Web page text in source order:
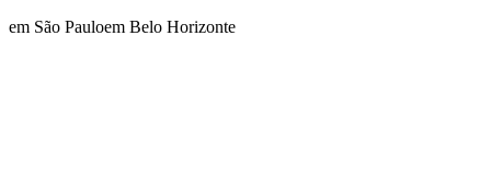
em São Pauloem Belo Horizonte